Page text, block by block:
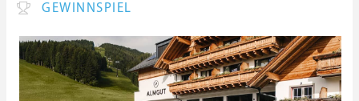
GEWINNSPIEL